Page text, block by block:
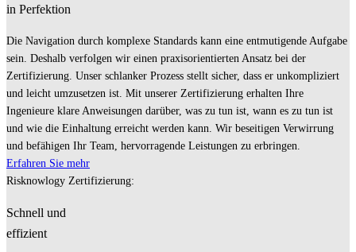
in Perfektion
Die Navigation durch komplexe Standards kann eine entmutigende Aufgabe
sein. Deshalb verfolgen wir einen praxisorientierten Ansatz bei der
Zertifizierung. Unser schlanker Prozess stellt sicher, dass er unkompliziert
und leicht umzusetzen ist. Mit unserer Zertifizierung erhalten Ihre
Ingenieure klare Anweisungen darüber, was zu tun ist, wann es zu tun ist
und wie die Einhaltung erreicht werden kann. Wir beseitigen Verwirrung
und befähigen Ihr Team, hervorragende Leistungen zu erbringen.
Erfahren Sie mehr
Risknowlogy Zertifizierung:
Schnell und
effizient